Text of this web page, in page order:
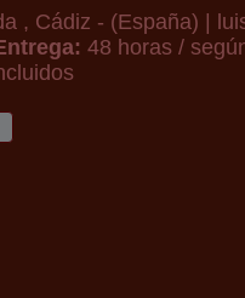
, Cádiz - (España) |
48 horas /